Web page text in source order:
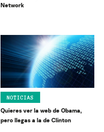
Network
NOTICIAS
Quieres ver la web de Obama,
pero llegas a la de Clinton